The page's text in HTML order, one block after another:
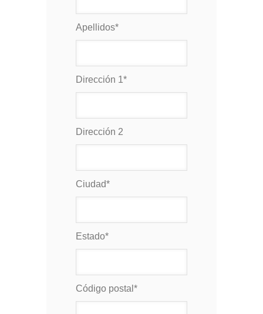
Apellidos*
Dirección 1*
Dirección 2
Ciudad*
Estado*
Código postal *